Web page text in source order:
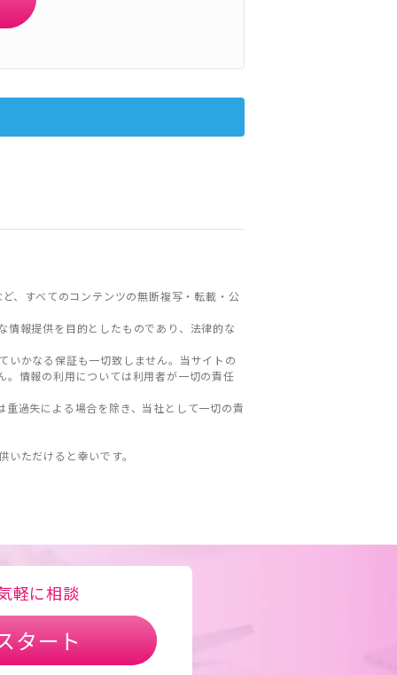
、すべてのコンテンツの無断複写・転載・公
報提供を目的としたものであり、法律的な
いかなる保証も一切致しません。当サイトの
情報の利用については利用者が一切の責任
過失による場合を除き、当社として一切の責
ただけると幸いです。
軽に相談
タート